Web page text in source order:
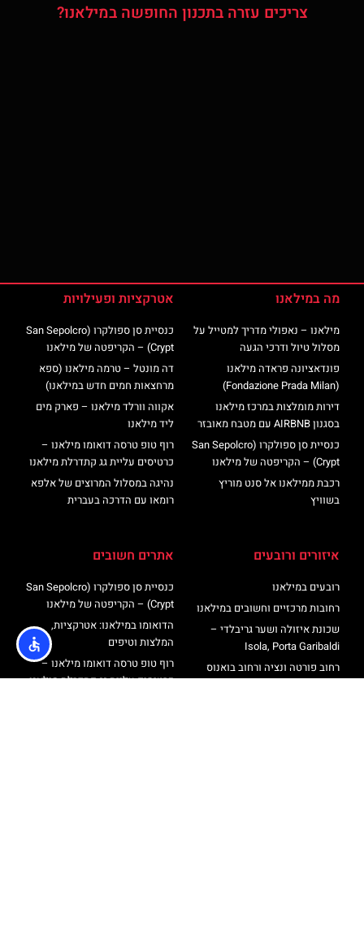
צריכים עזרה בתכנון החופשה במילאנו?
מה במילאנו
מילאנו – נאפולי מדריך למטייל על
מסלול טיול ודרכי הגעה
פונדאציונה פראדה מילאנו
(Fondazione Prada Milan)
דירות מומלצות במרכז מילאנו
בסגנון AIRBNB עם מטבח מאובזר
כנסיית סן ספולקרו (San Sepolcro
Crypt) – הקריפטה של מילאנו
רכבת ממילאנו אל סנט מוריץ
בשוויץ
אטרקציות ופעילויות
כנסיית סן ספולקרו (San Sepolcro
Crypt) – הקריפטה של מילאנו
דה מונטל – טרמה מילאנו (ספא
מרחצאות חמים חדש במילאנו)
אקווה וורלד מילאנו – פארק מים
ליד מילאנו
רוף טופ טרסה דואומו מילאנו –
כרטיסים עליית גג קתדרלת מילאנו
נהיגה במסלול המרוצים של אלפא
רומאו עם הדרכה בעברית
איזורים ורובעים
רובעים במילאנו
רחובות מרכזיים וחשובים במילאנו
שכונת איזולה ושער גריבלדי –
Isola, Porta Garibaldi
רחוב פורטה ונציה ורחוב בואנוס
אתרים חשובים
כנסיית סן ספולקרו (San Sepolcro
Crypt) – הקריפטה של מילאנו
הדואומו במילאנו: אטרקציות,
המלצות וטיפים
רוף טופ טרסה דואומו מילאנו –
כרטיסים עליית גג קתדרלת מילאנו